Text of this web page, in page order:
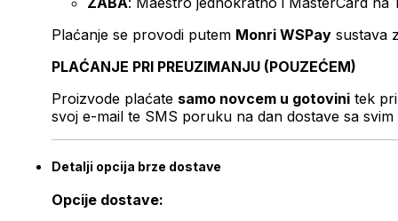
Plaćanje se provodi putem Monri WSPay sustava
PLAĆANJE PRI PREUZIMANJU (POUZEĆEM)
Proizvode plaćate samo novcem u gotovini tek
svoj e-mail te SMS poruku na dan dostave sa svim
Detalji opcija brze dostave
Opcije dostave: